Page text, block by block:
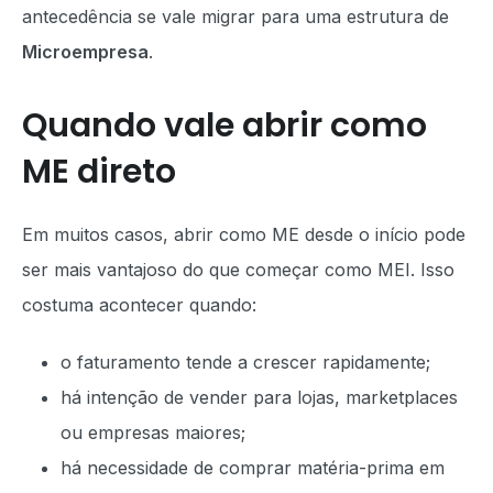
antecedência se vale migrar para uma estrutura de
Microempresa.
Quando vale abrir como
ME direto
Em muitos casos, abrir como ME desde o início pode
ser mais vantajoso do que começar como MEI. Isso
costuma acontecer quando:
o faturamento tende a crescer rapidamente;
há intenção de vender para lojas, marketplaces
ou empresas maiores;
há necessidade de comprar matéria-prima em